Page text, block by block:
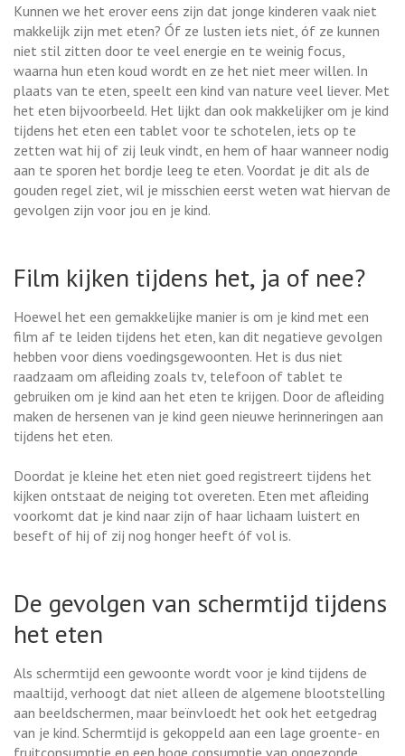
Kunnen we het erover eens zijn dat jonge kinderen vaak niet
makkelijk zijn met eten? Óf ze lusten iets niet, óf ze kunnen
niet stil zitten door te veel energie en te weinig focus,
waarna hun eten koud wordt en ze het niet meer willen. In
plaats van te eten, speelt een kind van nature veel liever. Met
het eten bijvoorbeeld. Het lijkt dan ook makkelijker om je kind
tijdens het eten een tablet voor te schotelen, iets op te
zetten wat hij of zij leuk vindt, en hem of haar wanneer nodig
aan te sporen het bordje leeg te eten. Voordat je dit als de
gouden regel ziet, wil je misschien eerst weten wat hiervan de
gevolgen zijn voor jou en je kind.
Film kijken tijdens het, ja of nee?
Hoewel het een gemakkelijke manier is om je kind met een
film af te leiden tijdens het eten, kan dit negatieve gevolgen
hebben voor diens voedingsgewoonten. Het is dus niet
raadzaam om afleiding zoals tv, telefoon of tablet te
gebruiken om je kind aan het eten te krijgen. Door de afleiding
maken de hersenen van je kind geen nieuwe herinneringen aan
tijdens het eten.
Doordat je kleine het eten niet goed registreert tijdens het
kijken ontstaat de neiging tot overeten. Eten met afleiding
voorkomt dat je kind naar zijn of haar lichaam luistert en
beseft of hij of zij nog honger heeft óf vol is.
De gevolgen van schermtijd tijdens
het eten
Als schermtijd een gewoonte wordt voor je kind tijdens de
maaltijd, verhoogt dat niet alleen de algemene blootstelling
aan beeldschermen, maar beïnvloedt het ook het eetgedrag
van je kind. Schermtijd is gekoppeld aan een lage groente- en